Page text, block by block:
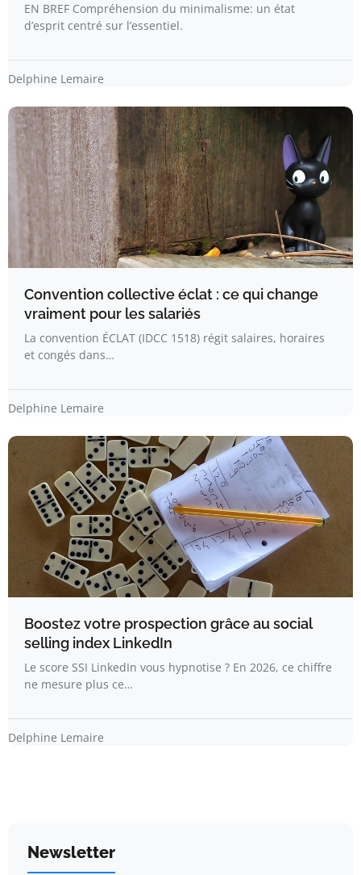
EN BREF Compréhension du minimalisme: un état
d’esprit centré sur l’essentiel.
Delphine Lemaire
Convention collective éclat : ce qui change
vraiment pour les salariés
La convention ÉCLAT (IDCC 1518) régit salaires, horaires
et congés dans…
Delphine Lemaire
Boostez votre prospection grâce au social
selling index LinkedIn
Le score SSI LinkedIn vous hypnotise ? En 2026, ce chiffre
ne mesure plus ce…
Delphine Lemaire
Newsletter